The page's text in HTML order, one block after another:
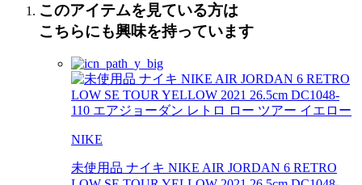
このアイテムを見ている方は
こちらにも興味を持っています
NIKE
未使用品 ナイキ NIKE AIR JORDAN 6 RETRO